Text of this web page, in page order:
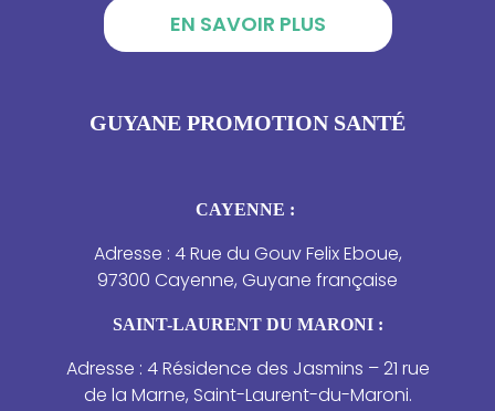
EN SAVOIR PLUS
GUYANE PROMOTION SANTÉ
CAYENNE :
Adresse : 4 Rue du Gouv Felix Eboue,
97300 Cayenne, Guyane française
SAINT-LAURENT DU MARONI :
Adresse : 4 Résidence des Jasmins – 21 rue
de la Marne, Saint-Laurent-du-Maroni.